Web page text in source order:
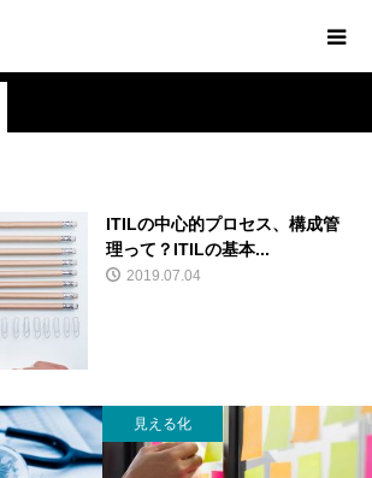
ITILの中心的プロセス、構成管
理って？ITILの基本...
2019.07.04
見える化